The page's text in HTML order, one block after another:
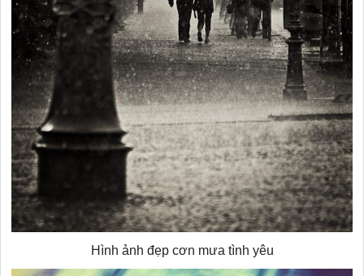
Hình ảnh đẹp cơn mưa tình yêu